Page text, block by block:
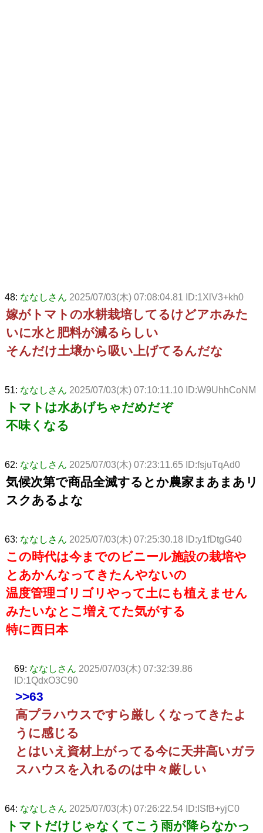
48: ななしさん 2025/07/03(木) 07:08:04.81 ID:1XlV3+kh0
嫁がトマトの水耕栽培してるけどアホみた
いに水と肥料が減るらしい
そんだけ土壌から吸い上げてるんだな
51: ななしさん 2025/07/03(木) 07:10:11.10 ID:W9UhhCoNM
トマトは水あげちゃだめだぞ
不味くなる
62: ななしさん 2025/07/03(木) 07:23:11.65 ID:fsjuTqAd0
気候次第で商品全滅するとか農家まあまあリ
スクあるよな
63: ななしさん 2025/07/03(木) 07:25:30.18 ID:y1fDtgG40
この時代は今までのビニール施設の栽培や
とあかんなってきたんやないの
温度管理ゴリゴリやって土にも植えません
みたいなとこ増えてた気がする
特に西日本
69: ななしさん 2025/07/03(木) 07:32:39.86
ID:1QdxO3C90
>>63
高プラハウスですら厳しくなってきたよ
うに感じる
とはいえ資材上がってる今に天井高いガラ
スハウスを入れるのは中々厳しい
64: ななしさん 2025/07/03(木) 07:26:22.54 ID:ISfB+yjC0
トマトだけじゃなくてこう雨が降らなかっ